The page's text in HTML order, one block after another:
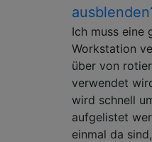
Ich muss eine
Workstation
über von
verwendet
wird schnell
aufgelistet
einmal da